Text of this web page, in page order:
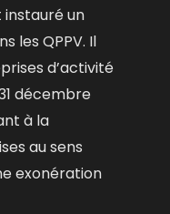
instauré un
les QPPV. Il
d’activité
décembre
à la
au sens
exonération